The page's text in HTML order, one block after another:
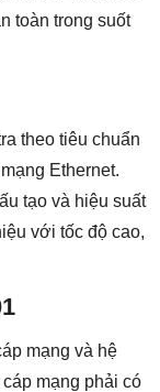
toàn trong suốt
theo tiêu chuẩn
Ethernet.
tạo và hiệu suất
với tốc độ cao,
mạng và hệ
mạng phải có